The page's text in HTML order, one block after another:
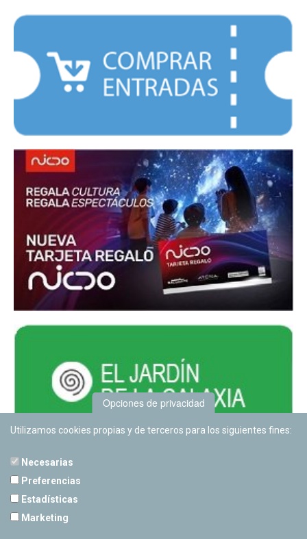
Opciones de privacidad
Utilizamos cookies propias y de terceros para los siguientes fines:
Necesarias
Preferencias
Estadísticas
Marketing